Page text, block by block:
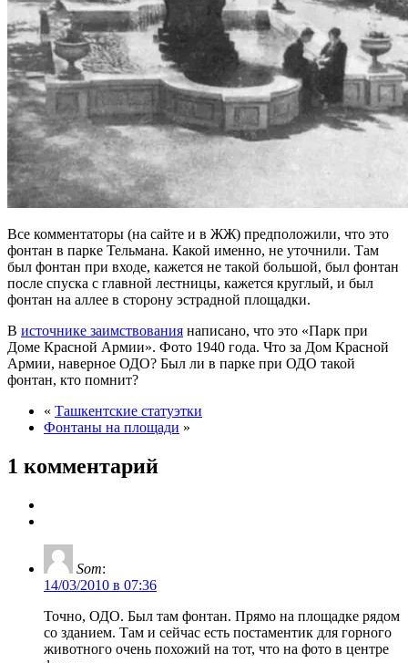
Все комментаторы (на сайте и в ЖЖ) предположили, что это
фонтан в парке Тельмана. Какой именно, не уточнили. Там
был фонтан при входе, кажется не такой большой, был фонтан
после спуска с главной лестницы, кажется круглый, и был
фонтан на аллее в сторону эстрадной площадки.
В источнике заимствования написано, что это «Парк при
Доме Красной Армии». Фото 1940 года. Что за Дом Красной
Армии, наверное ОДО? Был ли в парке при ОДО такой
фонтан, кто помнит?
« Ташкентские статуэтки
Фонтаны на площади »
1 комментарий
Som:
14/03/2010 в 07:36
Точно, ОДО. Был там фонтан. Прямо на площадке рядом
со зданием. Там и сейчас есть постаментик для горного
животного очень похожий на тот, что на фото в центре